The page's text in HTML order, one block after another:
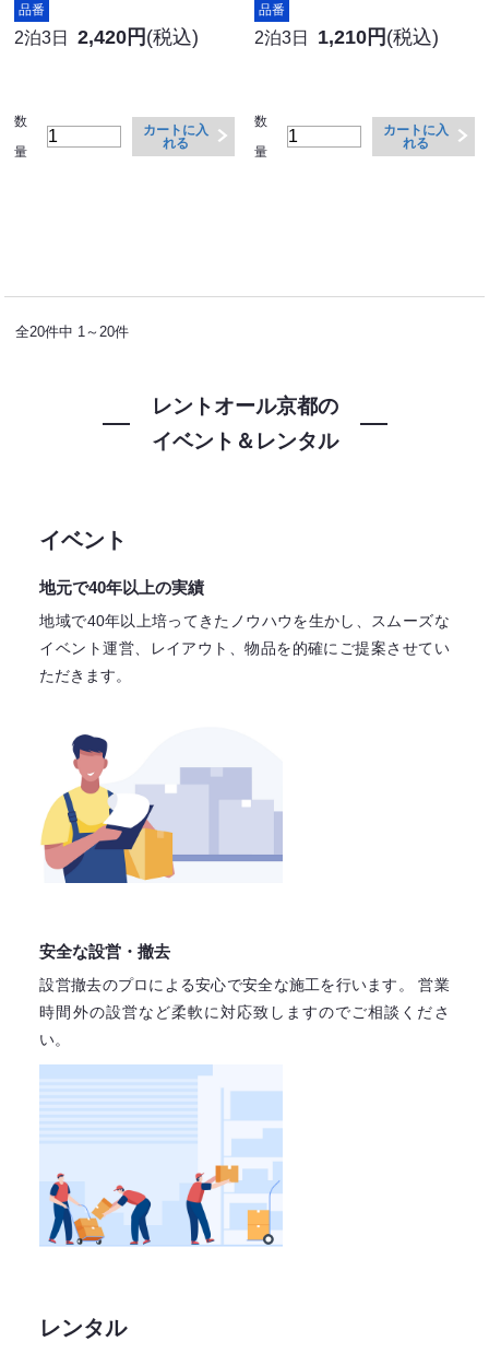
品番
2泊3日 2,420円 (税込)
数
量
カートに入
れる
品番
2泊3日 1,210円 (税込)
数
量
カートに入
れる
全20件中 1～20件
レントオール京都の
イベント＆レンタル
イベント
地元で40年以上の実績
地域で40年以上培ってきたノウハウを生かし、スムーズな
イベント運営、レイアウト、物品を的確にご提案させてい
ただきます。
安全な設営・撤去
設営撤去のプロによる安心で安全な施工を行います。
営業
時間外の設営など柔軟に対応致しますのでご相談くださ
い。
レンタル